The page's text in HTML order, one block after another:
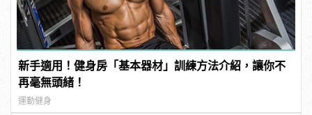
新手適用！健身房「基本器材」訓練方法介紹，讓你不
再毫無頭緒！
運動健身